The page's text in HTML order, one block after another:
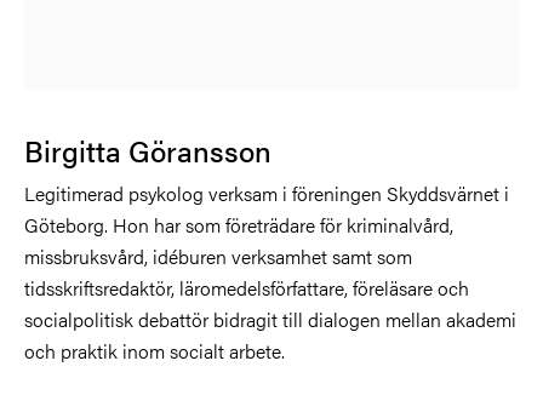
Birgitta Göransson
Legitimerad psykolog verksam i föreningen Skyddsvärnet i
Göteborg. Hon har som företrädare för kriminalvård,
missbruksvård, idéburen verksamhet samt som
tidsskriftsredaktör, läromedelsförfattare, föreläsare och
socialpolitisk debattör bidragit till dialogen mellan akademi
och praktik inom socialt arbete.